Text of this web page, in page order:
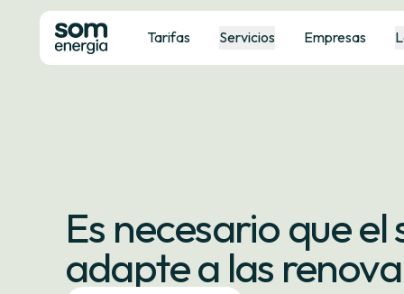
Tarifas Servicios Empresas
Es necesario que
adapte a las